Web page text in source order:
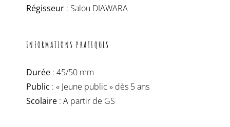
Régisseur : Salou DIAWARA
INFORMATIONS PRATIQUES
Durée : 45/50 mm
Public : « Jeune public » dès 5 ans
Scolaire : A partir de GS